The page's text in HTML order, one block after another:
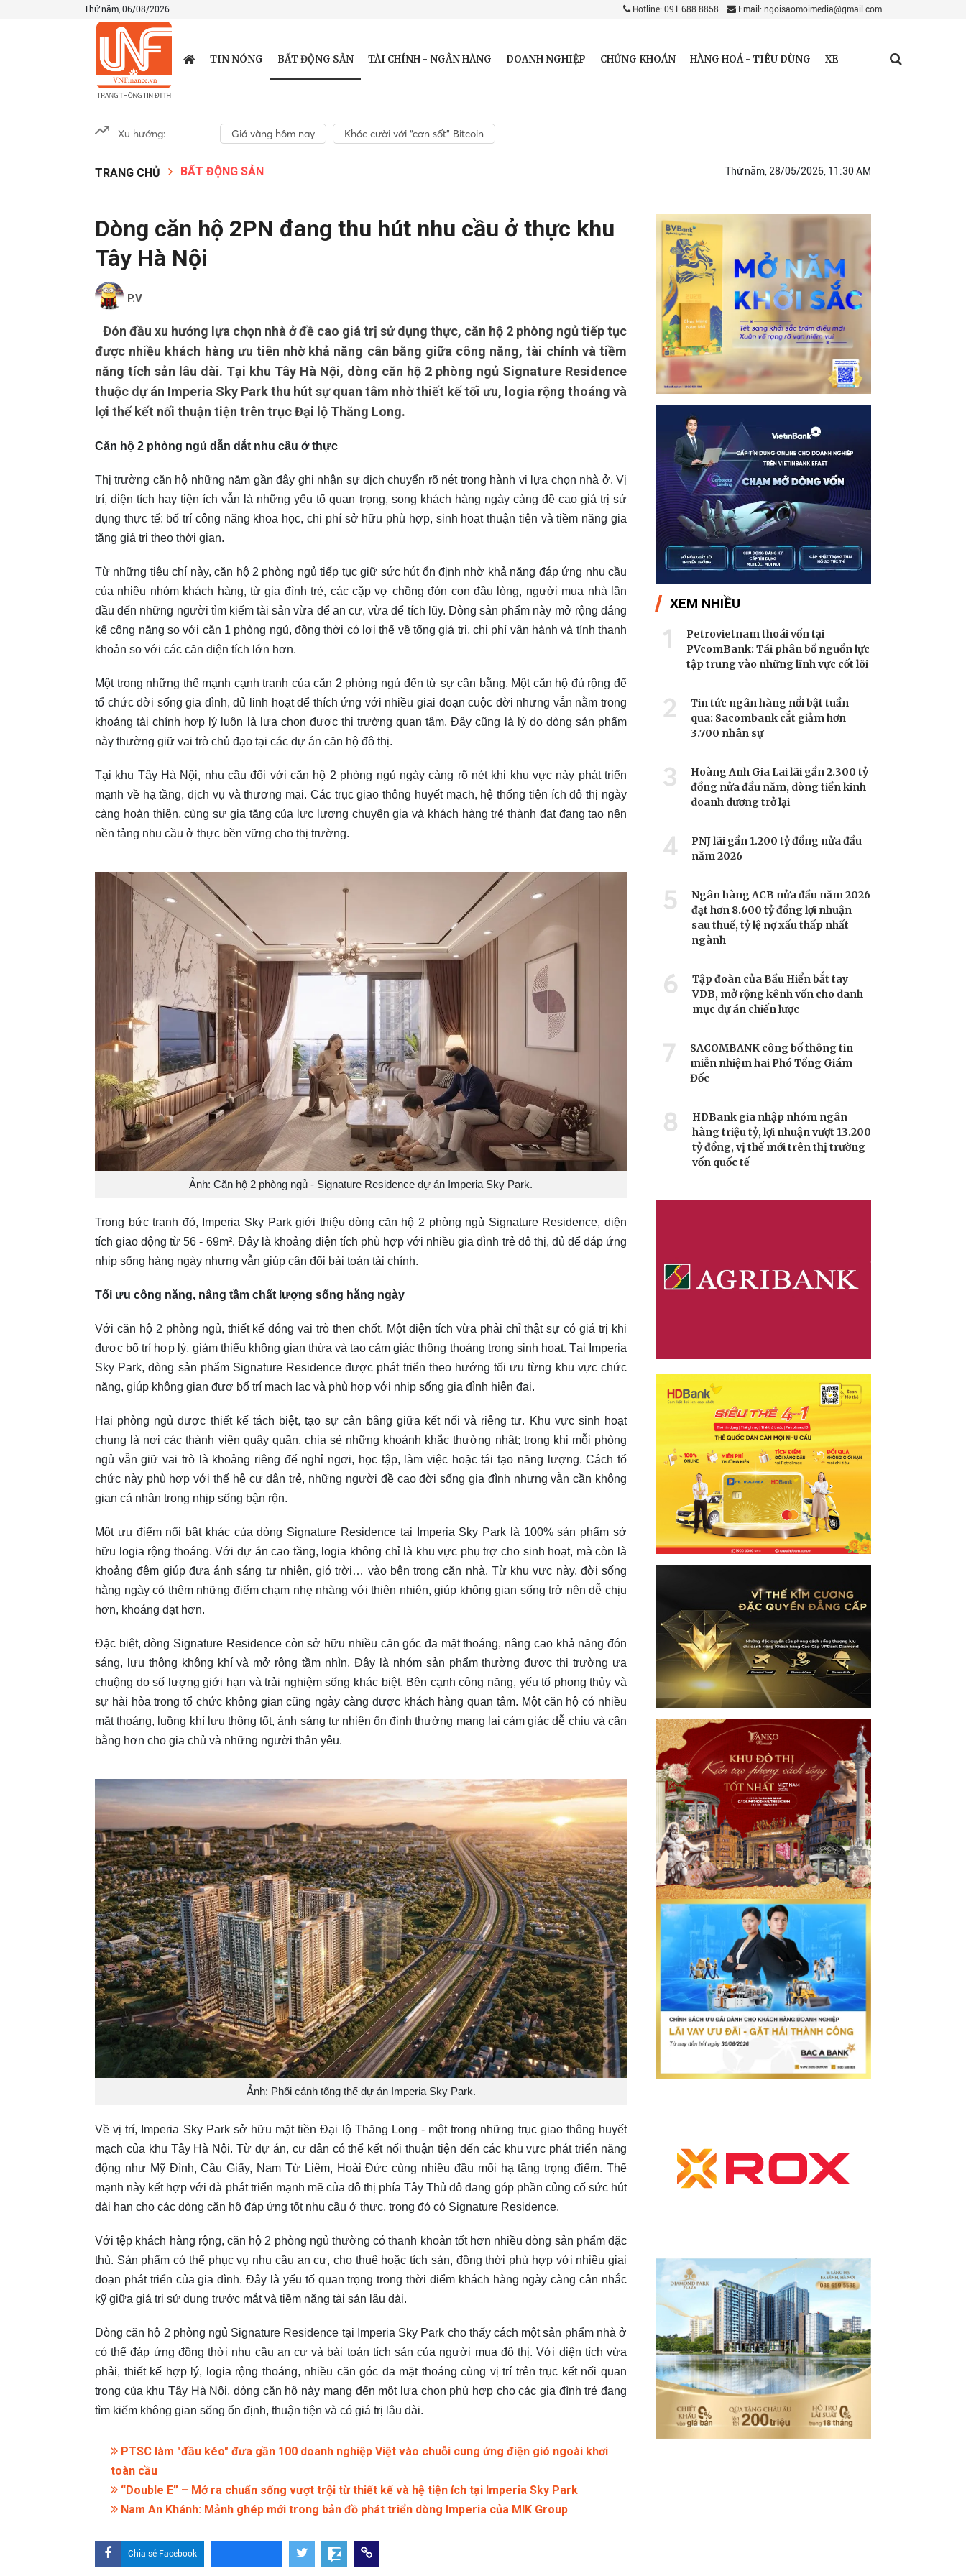
Thứ năm, 06/08/2026 Hotline: 091 688 8858 Email: ngoisaomoimedia@gmail.com
TIN NÓNG BẤT ĐỘNG SẢN TÀI CHÍNH - NGÂN HÀNG DOANH NGHIỆP CHỨNG KHOÁN HÀNG HOÁ - TIÊU DÙNG XE
Xu hướng: Giá vàng hôm nay Khóc cười với “cơn sốt” Bitcoin
TRANG CHỦ BẤT ĐỘNG SẢN Thứ năm, 28/05/2026, 11:30 AM
Dòng căn hộ 2PN đang thu hút nhu cầu ở thực khu
Tây Hà Nội
P.V
Đón đầu xu hướng lựa chọn nhà ở đề cao giá trị sử dụng thực, căn hộ 2 phòng ngủ tiếp tục
được nhiều khách hàng ưu tiên nhờ khả năng cân bằng giữa công năng, tài chính và tiềm
năng tích sản lâu dài. Tại khu Tây Hà Nội, dòng căn hộ 2 phòng ngủ Signature Residence
thuộc dự án Imperia Sky Park thu hút sự quan tâm nhờ thiết kế tối ưu, logia rộng thoáng và
lợi thế kết nối thuận tiện trên trục Đại lộ Thăng Long.
Căn hộ 2 phòng ngủ dẫn dắt nhu cầu ở thực
Thị trường căn hộ những năm gần đây ghi nhận sự dịch chuyển rõ nét trong hành vi lựa chọn nhà ở. Vị
trí, diện tích hay tiện ích vẫn là những yếu tố quan trọng, song khách hàng ngày càng đề cao giá trị sử
dụng thực tế: bố trí công năng khoa học, chi phí sở hữu phù hợp, sinh hoạt thuận tiện và tiềm năng gia
tăng giá trị theo thời gian.
Từ những tiêu chí này, căn hộ 2 phòng ngủ tiếp tục giữ sức hút ổn định nhờ khả năng đáp ứng nhu cầu
của nhiều nhóm khách hàng, từ gia đình trẻ, các cặp vợ chồng đón con đầu lòng, người mua nhà lần
đầu đến những người tìm kiếm tài sản vừa để an cư, vừa để tích lũy. Dòng sản phẩm này mở rộng đáng
kể công năng so với căn 1 phòng ngủ, đồng thời có lợi thế về tổng giá trị, chi phí vận hành và tính thanh
khoản so với các căn diện tích lớn hơn.
Một trong những thế mạnh cạnh tranh của căn 2 phòng ngủ đến từ sự cân bằng. Một căn hộ đủ rộng để
tổ chức đời sống gia đình, đủ linh hoạt để thích ứng với nhiều giai đoạn cuộc đời nhưng vẫn nằm trong
khoảng tài chính hợp lý luôn là lựa chọn được thị trường quan tâm. Đây cũng là lý do dòng sản phẩm
này thường giữ vai trò chủ đạo tại các dự án căn hộ đô thị.
Tại khu Tây Hà Nội, nhu cầu đối với căn hộ 2 phòng ngủ ngày càng rõ nét khi khu vực này phát triển
mạnh về hạ tầng, dịch vụ và thương mại. Các trục giao thông huyết mạch, hệ thống tiện ích đô thị ngày
càng hoàn thiện, cùng sự gia tăng của lực lượng chuyên gia và khách hàng trẻ thành đạt đang tạo nên
nền tảng nhu cầu ở thực bền vững cho thị trường.
Ảnh: Căn hộ 2 phòng ngủ - Signature Residence dự án Imperia Sky Park.
Trong bức tranh đó, Imperia Sky Park giới thiệu dòng căn hộ 2 phòng ngủ Signature Residence, diện
tích giao động từ 56 - 69m². Đây là khoảng diện tích phù hợp với nhiều gia đình trẻ đô thị, đủ để đáp ứng
nhịp sống hàng ngày nhưng vẫn giúp cân đối bài toán tài chính.
Tối ưu công năng, nâng tầm chất lượng sống hằng ngày
Với căn hộ 2 phòng ngủ, thiết kế đóng vai trò then chốt. Một diện tích vừa phải chỉ thật sự có giá trị khi
được bố trí hợp lý, giảm thiểu không gian thừa và tạo cảm giác thông thoáng trong sinh hoạt. Tại Imperia
Sky Park, dòng sản phẩm Signature Residence được phát triển theo hướng tối ưu từng khu vực chức
năng, giúp không gian đượ bố trí mạch lạc và phù hợp với nhịp sống gia đình hiện đại.
Hai phòng ngủ được thiết kế tách biệt, tạo sự cân bằng giữa kết nối và riêng tư. Khu vực sinh hoạt
chung là nơi các thành viên quây quần, chia sẻ những khoảnh khắc thường nhật; trong khi mỗi phòng
ngủ vẫn giữ vai trò là khoảng riêng để nghỉ ngơi, học tập, làm việc hoặc tái tạo năng lượng. Cách tổ
chức này phù hợp với thế hệ cư dân trẻ, những người đề cao đời sống gia đình nhưng vẫn cần không
gian cá nhân trong nhịp sống bận rộn.
Một ưu điểm nổi bật khác của dòng Signature Residence tại Imperia Sky Park là 100% sản phẩm sở
hữu logia rộng thoáng. Với dự án cao tầng, logia không chỉ là khu vực phụ trợ cho sinh hoạt, mà còn là
khoảng đệm giúp đưa ánh sáng tự nhiên, gió trời… vào bên trong căn nhà. Từ khu vực này, đời sống
hằng ngày có thêm những điểm chạm nhẹ nhàng với thiên nhiên, giúp không gian sống trở nên dễ chịu
hơn, khoáng đạt hơn.
Đặc biệt, dòng Signature Residence còn sở hữu nhiều căn góc đa mặt thoáng, nâng cao khả năng đón
sáng, lưu thông không khí và mở rộng tầm nhìn. Đây là nhóm sản phẩm thường được thị trường ưa
chuộng do số lượng giới hạn và trải nghiệm sống khác biệt. Bên cạnh công năng, yếu tố phong thủy và
sự hài hòa trong tổ chức không gian cũng ngày càng được khách hàng quan tâm. Một căn hộ có nhiều
mặt thoáng, luồng khí lưu thông tốt, ánh sáng tự nhiên ổn định thường mang lại cảm giác dễ chịu và cân
bằng hơn cho gia chủ và những người thân yêu.
Ảnh: Phối cảnh tổng thể dự án Imperia Sky Park.
Về vị trí, Imperia Sky Park sở hữu mặt tiền Đại lộ Thăng Long - một trong những trục giao thông huyết
mạch của khu Tây Hà Nội. Từ dự án, cư dân có thể kết nối thuận tiện đến các khu vực phát triển năng
động như Mỹ Đình, Cầu Giấy, Nam Từ Liêm, Hoài Đức cùng nhiều đầu mối hạ tầng trọng điểm. Thế
mạnh này kết hợp với đà phát triển mạnh mẽ của đô thị phía Tây Thủ đô đang góp phần củng cố sức hút
dài hạn cho các dòng căn hộ đáp ứng tốt nhu cầu ở thực, trong đó có Signature Residence.
Với tệp khách hàng rộng, căn hộ 2 phòng ngủ thường có thanh khoản tốt hơn nhiều dòng sản phẩm đặc
thù. Sản phẩm có thể phục vụ nhu cầu an cư, cho thuê hoặc tích sản, đồng thời phù hợp với nhiều giai
đoạn phát triển của gia đình. Đây là yếu tố quan trọng trong thời điểm khách hàng ngày càng cân nhắc
kỹ giữa giá trị sử dụng trước mắt và tiềm năng tài sản lâu dài.
Dòng căn hộ 2 phòng ngủ Signature Residence tại Imperia Sky Park cho thấy cách một sản phẩm nhà ở
có thể đáp ứng đồng thời nhu cầu an cư và bài toán tích sản của người mua đô thị. Với diện tích vừa
phải, thiết kế hợp lý, logia rộng thoáng, nhiều căn góc đa mặt thoáng cùng vị trí trên trục kết nối quan
trọng của khu Tây Hà Nội, dòng căn hộ này mang đến một lựa chọn phù hợp cho các gia đình trẻ đang
tìm kiếm không gian sống ổn định, thuận tiện và có giá trị lâu dài.
PTSC làm "đầu kéo" đưa gần 100 doanh nghiệp Việt vào chuỗi cung ứng điện gió ngoài khơi
toàn cầu
“Double E” – Mở ra chuẩn sống vượt trội từ thiết kế và hệ tiện ích tại Imperia Sky Park
Nam An Khánh: Mảnh ghép mới trong bản đồ phát triển dòng Imperia của MIK Group
Chia sẻ Facebook
XEM NHIỀU
1
Petrovietnam thoái vốn tại
PVcomBank: Tái phân bổ nguồn lực
tập trung vào những lĩnh vực cốt lõi
2
Tin tức ngân hàng nổi bật tuần
qua: Sacombank cắt giảm hơn
3.700 nhân sự
3
Hoàng Anh Gia Lai lãi gần 2.300 tỷ
đồng nửa đầu năm, dòng tiền kinh
doanh dương trở lại
4
PNJ lãi gần 1.200 tỷ đồng nửa đầu
năm 2026
5
Ngân hàng ACB nửa đầu năm 2026
đạt hơn 8.600 tỷ đồng lợi nhuận
sau thuế, tỷ lệ nợ xấu thấp nhất
ngành
6
Tập đoàn của Bầu Hiển bắt tay
VDB, mở rộng kênh vốn cho danh
mục dự án chiến lược
7
SACOMBANK công bố thông tin
miễn nhiệm hai Phó Tổng Giám
Đốc
8
HDBank gia nhập nhóm ngân
hàng triệu tỷ, lợi nhuận vượt 13.200
tỷ đồng, vị thế mới trên thị trường
vốn quốc tế